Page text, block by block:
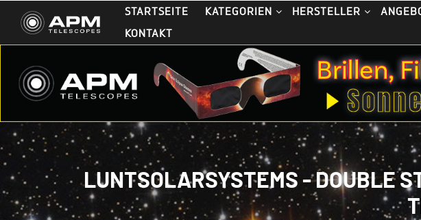
STARTSEITE KATEGORIEN HERSTELLER
KONTAKT
LUNTSOLARSYSTEMS - DOUBLE